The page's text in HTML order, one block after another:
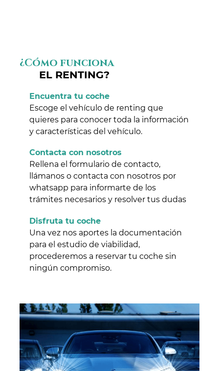
¿Cómo funciona
EL RENTING?
Encuentra tu coche
Escoge el vehículo de renting que
quieres para conocer toda la información
y características del vehículo.
Contacta con nosotros
Rellena el formulario de contacto,
llámanos o contacta con nosotros por
whatsapp para informarte de los
trámites necesarios y resolver tus dudas
Disfruta tu coche
Una vez nos aportes la documentación
para el estudio de viabilidad,
procederemos a reservar tu coche sin
ningún compromiso.